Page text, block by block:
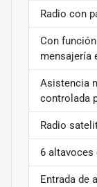
Radio con
Con
mensajería
Asistencia
controlada
Radio
6 altavoces
Entrada de